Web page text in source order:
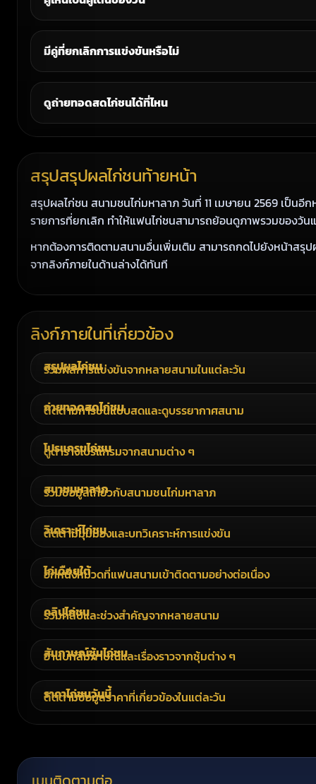
มีคู่ที่ยกเลิกการแข่งขันหรือไม่
ดูถ่ายทอดสดไก่ชนได้ที่ไหน
สรุปสรุปผลไก่ชนท้ายหน้า
สรุปผลไก่ชน สนามชนไก่มหาลาภ วันที่ 11 เมษายน 2569 เป็นอี
รายการที่ยกเลิก ทำให้แฟนไก่ชนสามารถย้อนดูภาพรวมของวัน
หากต้องการติดตามสนามอื่นเพิ่มเติม สามารถกดไปยังหน้าสรุ
จากลิงก์ภายในด้านล่างได้ทันที
ลิงก์ภายในที่เกี่ยวข้อง
สรุปผลไก่ชน
รวมผลการแข่งขันจากหลายสนามในแต่ละวัน
ถ่ายทอดสดไก่ชน
ติดตามการชนแบบสดและดูบรรยากาศสนาม
โปรแกรมไก่ชน
ดูตารางโปรแกรมจากสนามต่าง ๆ
สนามมหาลาภ
รวมข้อมูลเกี่ยวกับสนามชนไก่มหาลาภ
วิเคราะห์ไก่ชน
ติดตามมุมมองและบทวิเคราะห์การแข่งขัน
ไก่เดือยใต้
อีกหนึ่งหมวดที่แฟนสนามเข้าติดตามอย่างต่อเนื่อง
คลิปไก่ชน
รวมคลิปและช่วงสำคัญจากหลายสนาม
สัมภาษณ์ซุ้มไก่ชน
อ่านบทสัมภาษณ์และเรื่องราวจากซุ้มต่าง ๆ
ราคาไก่ชนวันนี้
ติดตามข้อมูลราคาที่เกี่ยวข้องในแต่ละวัน